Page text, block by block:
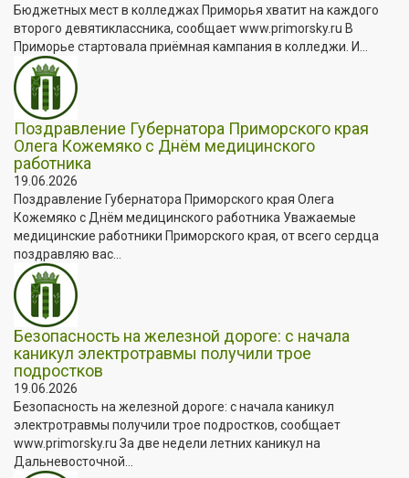
Бюджетных мест в колледжах Приморья хватит на каждого
второго девятиклассника, сообщает www.primorsky.ru В
Приморье стартовала приёмная кампания в колледжи. И...
Поздравление Губернатора Приморского края
Олега Кожемяко с Днём медицинского
работника
19.06.2026
Поздравление Губернатора Приморского края Олега
Кожемяко с Днём медицинского работника Уважаемые
медицинские работники Приморского края, от всего сердца
поздравляю вас...
Безопасность на железной дороге: с начала
каникул электротравмы получили трое
подростков
19.06.2026
Безопасность на железной дороге: с начала каникул
электротравмы получили трое подростков, сообщает
www.primorsky.ru За две недели летних каникул на
Дальневосточной...